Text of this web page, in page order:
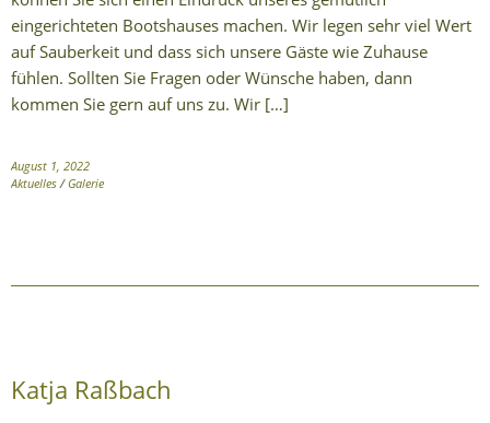
eingerichteten Bootshauses machen. Wir legen sehr viel Wert
auf Sauberkeit und dass sich unsere Gäste wie Zuhause
fühlen. Sollten Sie Fragen oder Wünsche haben, dann
kommen Sie gern auf uns zu. Wir […]
August 1, 2022
Aktuelles/Galerie
Katja Raßbach